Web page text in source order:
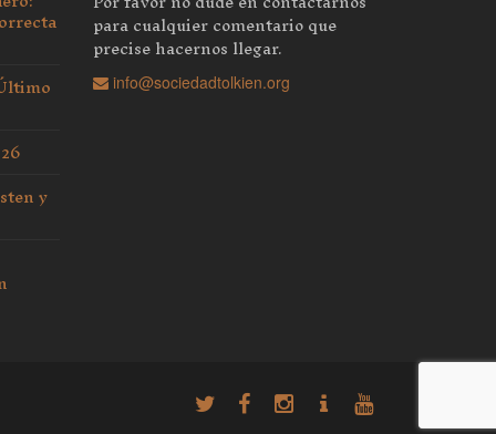
y
para cualquier comentario que
precise hacernos llegar.
info@sociedadtolkien.org